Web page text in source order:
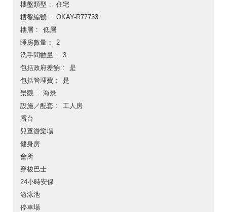
樓盤類型
住宅
樓盤編號
OKAY-R77733
樓層
低層
睡房數量
2
洗手間數量
3
包括政府差餉
是
包括管理費
是
景觀
海景
設施／配套
工人房
露台
兒童游樂場
健身房
會所
穿梭巴士
24小時安保
游泳池
停車場